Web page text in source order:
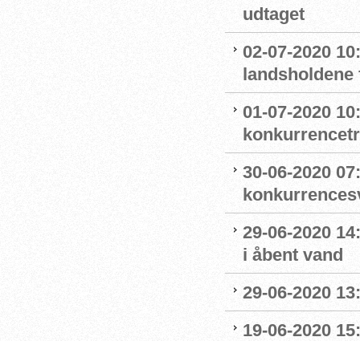
udtaget
02-07-2020
01-07-2020
30-06-2020
29-06-2020
i åbent vand
29-06-2020
19-06-2020